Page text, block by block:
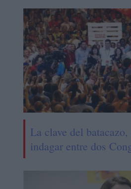
La clave del batacazo,
indagar entre dos